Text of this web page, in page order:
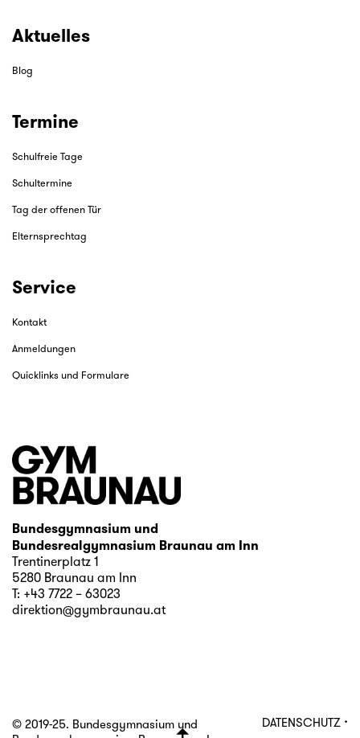
Aktuelles
Blog
Termine
Schulfreie Tage
Schultermine
Tag der offenen Tür
Elternsprechtag
Service
Kontakt
Anmeldungen
Quicklinks und Formulare
Bundesgymnasium und
Bundesrealgymnasium Braunau am Inn
Trentinerplatz 1
5280 Braunau am Inn
T: +43 7722 – 63023
direktion@gymbraunau.at
DATENSCHUTZ·
© 2019-25. Bundesgymnasium und